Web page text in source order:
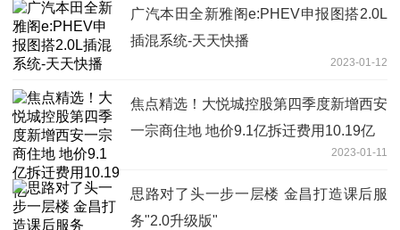
广汽本田全新雅阁e:PHEV申报图搭2.0L
插混系统-天天快播
2023-01-12
焦点精选！大悦城控股第四季度新增西安
一宗商住地 地价9.1亿拆迁费用10.19亿
2023-01-11
思路对了头一步一层楼 金昌打造课后服
务"2.0升级版"